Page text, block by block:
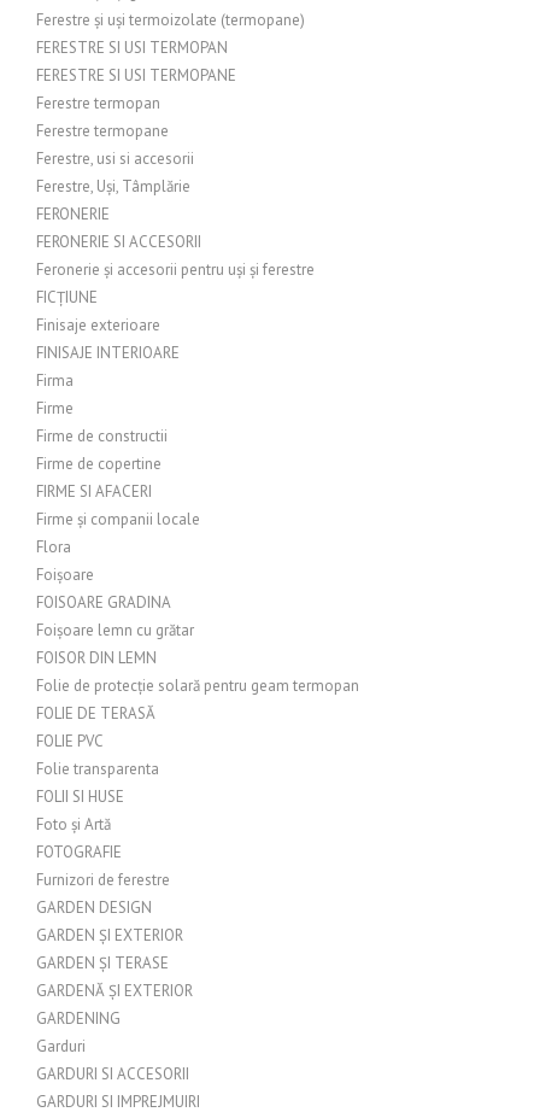
Ferestre și uși termoizolate (termopane)
FERESTRE SI USI TERMOPAN
FERESTRE SI USI TERMOPANE
Ferestre termopan
Ferestre termopane
Ferestre, usi si accesorii
Ferestre, Uși, Tâmplărie
FERONERIE
FERONERIE SI ACCESORII
Feronerie și accesorii pentru uși și ferestre
FICȚIUNE
Finisaje exterioare
FINISAJE INTERIOARE
Firma
Firme
Firme de constructii
Firme de copertine
FIRME SI AFACERI
Firme și companii locale
Flora
Foișoare
FOISOARE GRADINA
Foișoare lemn cu grătar
FOISOR DIN LEMN
Folie de protecție solară pentru geam termopan
FOLIE DE TERASĂ
FOLIE PVC
Folie transparenta
FOLII SI HUSE
Foto și Artă
FOTOGRAFIE
Furnizori de ferestre
GARDEN DESIGN
GARDEN ȘI EXTERIOR
GARDEN ȘI TERASE
GARDENĂ ȘI EXTERIOR
GARDENING
Garduri
GARDURI SI ACCESORII
GARDURI SI IMPREJMUIRI